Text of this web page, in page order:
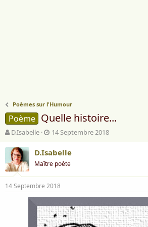
Poèmes sur l'Humour
Poème Quelle histoire...
A
u
t
e
u
r
d
e
D.Isabelle
D
a
t
d
e
d
é
b
u
t
14 Septembre 2018
D.Isabelle
Maître poète
14 Septembre 2018